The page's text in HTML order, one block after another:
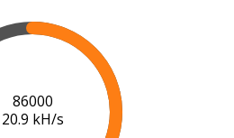
88000
20.3 kH/s